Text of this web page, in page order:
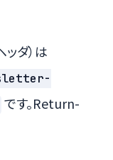
ダ）は
です。Return-